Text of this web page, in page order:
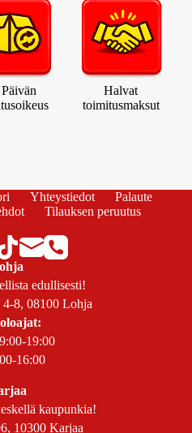
Halvat
toimitusmaksut
Yhteystiedot
Palaute
Tilauksen peruutus
edullisesti!
4-8, 08100 Lohja
19:00
16:00
kaupunkia!
10300 Karjaa